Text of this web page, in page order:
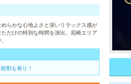
らかな心地よさと深いリラックス感が
だけの特別な時間を演出。尼崎エリア
割も有り！